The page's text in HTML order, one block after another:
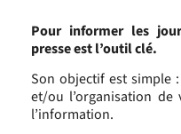
Pour informer les
presse est l’outil clé.
Son objectif est simple
et/ou l’organisation de
l’information.